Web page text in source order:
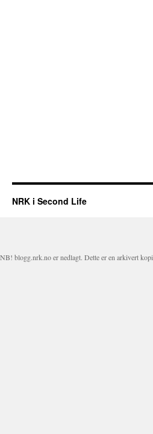
NRK i Second Life
NB! blogg.nrk.no er nedlagt. Dette er en arkivert kopi